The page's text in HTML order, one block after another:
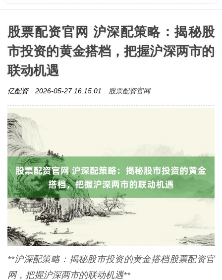
股票配资官网 沪深配策略：揭秘股
市投资的黄金搭档，把握沪深两市的
联动机遇
亿配资 2026-05-27 16:15:01 股票配资官网
**沪深配策略：揭秘股市投资的黄金搭档股票配资官
网，把握沪深两市的联动机遇**